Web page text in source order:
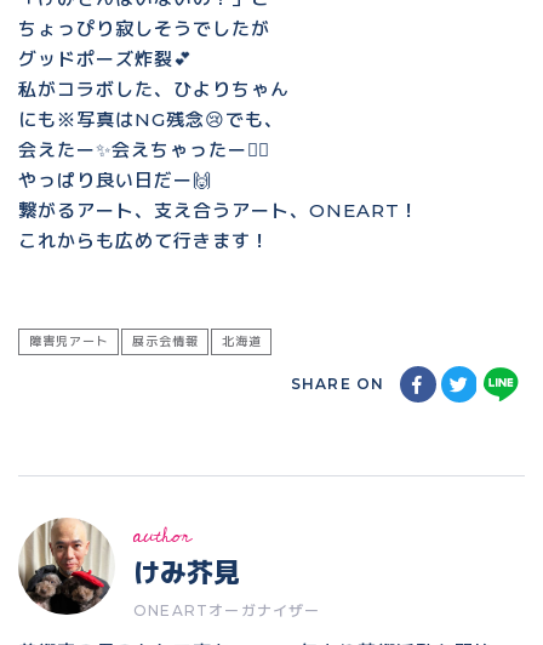
ちょっぴり寂しそうでしたが
グッドポーズ炸裂💕
私がコラボした、ひよりちゃん
にも※写真はNG残念😢でも、
会えたー✨会えちゃったー💁‍♀️
やっぱり良い日だー🙌
繋がるアート、支え合うアート、ONEART！
これからも広めて行きます！
障害児アート 展示会情報 北海道
SHARE ON
author
けみ芥見
ONEARTオーガナイザー